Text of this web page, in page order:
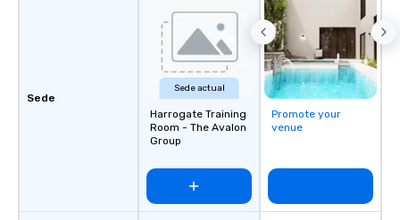
easy (and “non-cringey”) way for
attendees to connect quickly —
especially those, for virtual events, at
different locations! These quick
connections create a friendly,
collaborative environment and boost
Sede
Sede actual
Harrogate Training
Room - The Avalon
Group
Promote your
venue